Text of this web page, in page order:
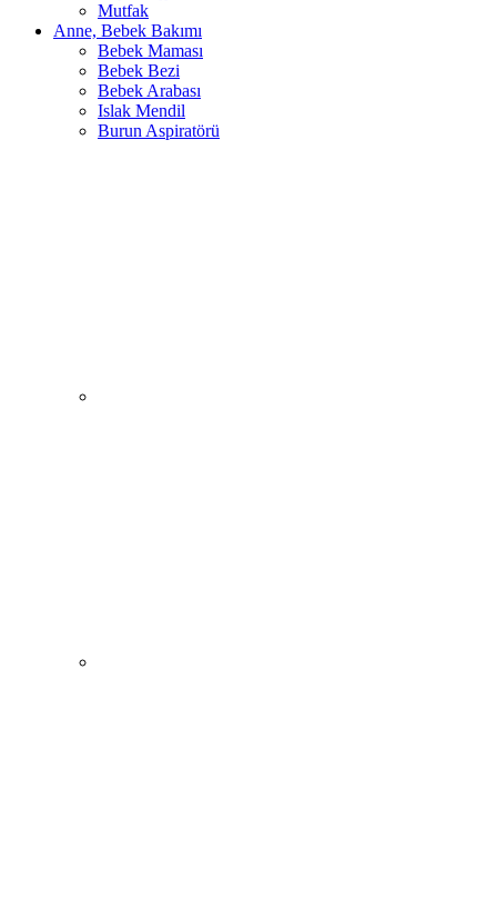
Mutfak
Anne, Bebek Bakımı
Bebek Maması
Bebek Bezi
Bebek Arabası
Islak Mendil
Burun Aspiratörü